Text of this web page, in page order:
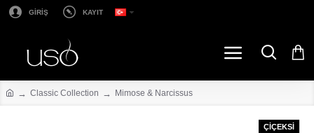
GİRİŞ KAYIT
Classic Collection Mimose & Narcissus
ÇİÇEKSİ